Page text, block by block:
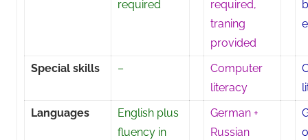
required
required,
traning
provided
Special skills –
Computer
literacy
Languages
English plus
fluency in
German +
Russian